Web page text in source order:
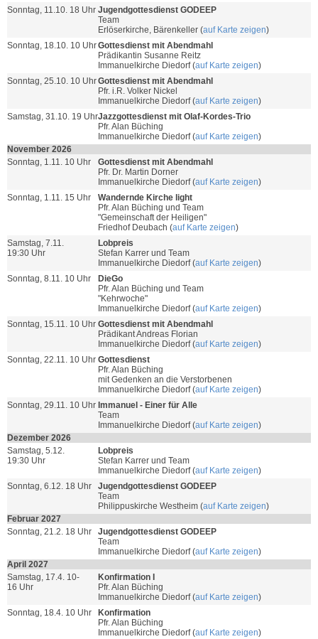
Sonntag, 11.10. 18 Uhr Jugendgottesdienst GODEEP
Team
Erlöserkirche, Bärenkeller (auf Karte zeigen)
Sonntag, 18.10. 10 UhrGottesdienst mit Abendmahl
Prädikantin Susanne Reitz
Immanuelkirche Diedorf (auf Karte zeigen)
Sonntag, 25.10. 10 UhrGottesdienst mit Abendmahl
Pfr. i.R. Volker Nickel
Immanuelkirche Diedorf (auf Karte zeigen)
Samstag, 31.10. 19 UhrJazzgottesdienst mit Olaf-Kordes-Trio
Pfr. Alan Büching
Immanuelkirche Diedorf (auf Karte zeigen)
November 2026
Sonntag, 1.11. 10 Uhr
Gottesdienst mit Abendmahl
Pfr. Dr. Martin Dorner
Immanuelkirche Diedorf (auf Karte zeigen)
Sonntag, 1.11. 15 Uhr
Wandernde Kirche light
Pfr. Alan Büching und Team
"Gemeinschaft der Heiligen"
Friedhof Deubach (auf Karte zeigen)
Samstag, 7.11.
19:30 Uhr
Lobpreis
Stefan Karrer und Team
Immanuelkirche Diedorf (auf Karte zeigen)
Sonntag, 8.11. 10 Uhr
DieGo
Pfr. Alan Büching und Team
"Kehrwoche"
Immanuelkirche Diedorf (auf Karte zeigen)
Sonntag, 15.11. 10 Uhr Gottesdienst mit Abendmahl
Prädikant Andreas Florian
Immanuelkirche Diedorf (auf Karte zeigen)
Sonntag, 22.11. 10 Uhr Gottesdienst
Pfr. Alan Büching
mit Gedenken an die Verstorbenen
Immanuelkirche Diedorf (auf Karte zeigen)
Sonntag, 29.11. 10 Uhr Immanuel - Einer für Alle
Team
Immanuelkirche Diedorf (auf Karte zeigen)
Dezember 2026
Samstag, 5.12.
19:30 Uhr
Lobpreis
Stefan Karrer und Team
Immanuelkirche Diedorf (auf Karte zeigen)
Sonntag, 6.12. 18 Uhr
Jugendgottesdienst GODEEP
Team
Philippuskirche Westheim (auf Karte zeigen)
Februar 2027
Sonntag, 21.2. 18 Uhr
Jugendgottesdienst GODEEP
Team
Immanuelkirche Diedorf (auf Karte zeigen)
April 2027
Samstag, 17.4. 10-
16 Uhr
Konfirmation I
Pfr. Alan Büching
Immanuelkirche Diedorf (auf Karte zeigen)
Sonntag, 18.4. 10 Uhr
Konfirmation
Pfr. Alan Büching
Immanuelkirche Diedorf (auf Karte zeigen)